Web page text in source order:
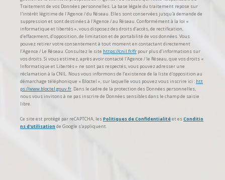
Traitement de vos Données personnelles. La base légale du traitement repose sur
l'intérêt légitime de l'Agence / du Réseau. Elles sont conservées jusqu'à demande de
suppression et sont destinées à l'Agence / au Réseau. Conformément à la loi «
informatique et libertés », vous disposez des droits d’accès, de rectification,
d’effacement, d’opposition, de limitation et de portabilité de vos données. Vous
pouvez retirer votre consentement à tout moment en contactant directement
l’Agence / Le Réseau. Consultez le site https://cnil.fr/fr pour plus d’informations sur
vos droits. Si vous estimez, après avoir contacté l'Agence / le Réseau, que vos droits «
Informatique et Libertés » ne sont pas respectés, vous pouvez adresser une
réclamation à la CNIL. Nous vous informons de l’existence de la liste d'opposition au
démarchage téléphonique « Bloctel », sur laquelle vous pouvez vous inscrire ici : htt
ps://www.bloctel.gouv.fr. Dans le cadre de la protection des Données personnelles,
nous vous invitons à ne pas inscrire de Données sensibles dans le champ de saisie
libre.
Ce site est protégé par reCAPTCHA, lesPolitiques de Confidentialitéet esConditio
ns d'utilisation de Google s'appliquent.